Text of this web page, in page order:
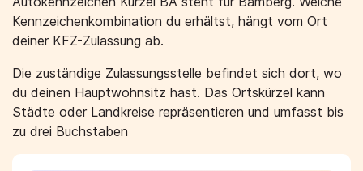
Kennzeichenkombination du erhältst, hängt vom Ort
deiner KFZ-Zulassung ab.
Die zuständige Zulassungsstelle befindet sich dort, wo
du deinen Hauptwohnsitz hast. Das Ortskürzel kann
Städte oder Landkreise repräsentieren und umfasst bis
zu drei Buchstaben